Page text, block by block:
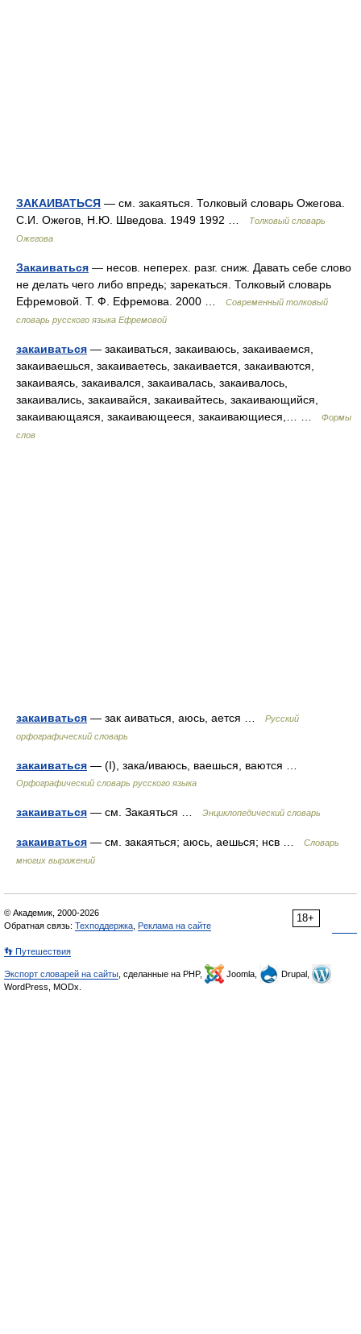
ЗАКАИВАТЬСЯ — см. закаяться. Толковый словарь Ожегова.
С.И. Ожегов, Н.Ю. Шведова. 1949 1992 …
Толковый словарь
Ожегова
Закаиваться — несов. неперех. разг. сниж. Давать себе слово
не делать чего либо впредь; зарекаться. Толковый словарь
Ефремовой. Т. Ф. Ефремова. 2000 …
Современный толковый
словарь русского языка Ефремовой
закаиваться — закаиваться, закаиваюсь, закаиваемся,
закаиваешься, закаиваетесь, закаивается, закаиваются,
закаиваясь, закаивался, закаивалась, закаивалось,
закаивались, закаивайся, закаивайтесь, закаивающийся,
закаивающаяся, закаивающееся, закаивающиеся,… …
Формы
слов
закаиваться — зак аиваться, аюсь, ается …
Русский
орфографический словарь
закаиваться — (I), зака/иваюсь, ваешься, ваются …
Орфографический словарь русского языка
закаиваться — см. Закаяться … Энциклопедический словарь
закаиваться — см. закаяться; аюсь, аешься; нсв …
Словарь
многих выражений
18+
© Академик, 2000-2026
Обратная связь: Техподдержка Реклама на сайте
👣 Путешествия
Экспорт словарей на сайты , сделанные на PHP, Joomla,
Drupal,
WordPress, MODx.